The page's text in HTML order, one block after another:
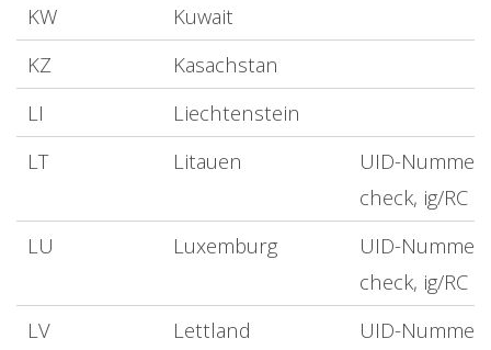
KW
Kuwait
KZ
Kasachstan
LI
Liechtenstein
LT
Litauen
UID-Nummer
check, ig/RC
LU
Luxemburg
UID-Nummer
check, ig/RC
LV
Lettland
UID-Nummer